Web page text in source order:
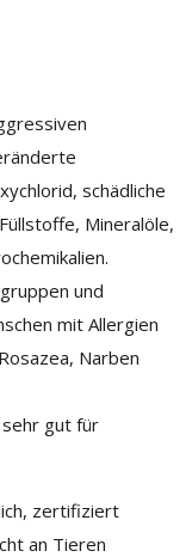
schädliche
Mineralöle,
und
mit Allergien
Narben
gut für
zertifiziert
an Tieren